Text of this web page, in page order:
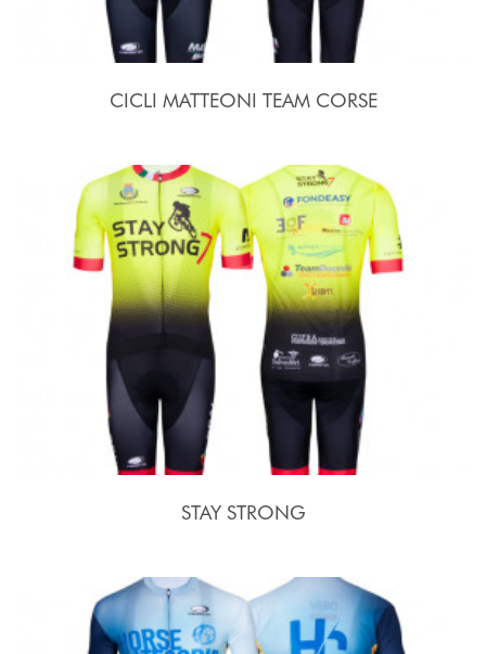
CICLI MATTEONI TEAM CORSE
STAY STRONG